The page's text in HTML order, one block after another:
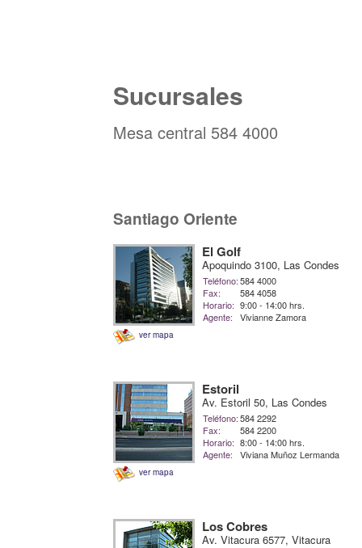
Sucursales
Mesa central 584 4000
Santiago Oriente
ver mapa
El Golf
Apoquindo 3100, Las Condes
Teléfono:584 4000
Fax:
584 4058
Horario: 9:00 - 14:00 hrs.
Agente:
Vivianne Zamora
ver mapa
Estoril
Av. Estoril 50, Las Condes
Teléfono:584 2292
Fax:
584 2200
Horario: 8:00 - 14:00 hrs.
Agente:
Viviana Muñoz Lermanda
Los Cobres
Av. Vitacura 6577, Vitacura